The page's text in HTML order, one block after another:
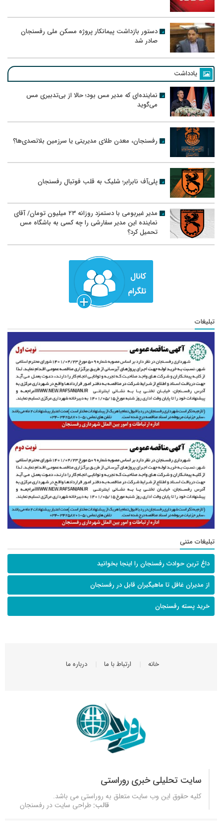
دستور بازداشت پیمانکار پروژه مسکن ملی رفسنجان
صادر شد
یادداشت
نماینده‌ای که مدیر مس بود؛ حالا از بی‌تدبیری مس
می‌گوید
رفسنجان، معدن طلای مدیریتی یا سرزمین بلاتصدی‌ها؟
پلی‌آف نابرابر؛ شلیک به قلب فوتبال رفسنجان
مدیر غیربومی با دستمزد روزانه ۲۳ میلیون تومان/ آقای
نماینده این مدیر سفارشی را چه کسی به باشگاه مس
تحمیل کرد؟
تبلیغات
تبلیغات متنی
داغ ترین حوادث رفسنجان را اینجا بخوانید
از مدیران غافل تا ماهیگیران قابل در رفسنجان
خرید پسته رفسنجان
خانه ارتباط با ما درباره ما
سایت تحلیلی خبری روراستی
کلیه حقوق این وب سایت متعلق به روراستی می باشد.
قالب: طراحی سایت در رفسنجان